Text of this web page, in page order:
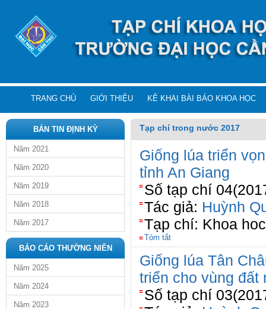
TRANG CHỦ GIỚI THIỆU KÊ KHAI BÀI BÁO KHOA HỌC
BẢN TIN ĐỊNH KỲ
Năm 2021
Năm 2020
Năm 2019
Năm 2018
Năm 2017
BÁO CÁO THƯỜNG NIÊN
Năm 2025
Năm 2024
Năm 2023
Tạp chí trong nước 2017
Giống lúa triển
tỉnh An Giang
Số tạp chí
Tác giả: Huỳnh
Tạp chí: Khoa
Tóm tắt
Giống lúa Tân
triển cho vùng đất
Số tạp chí